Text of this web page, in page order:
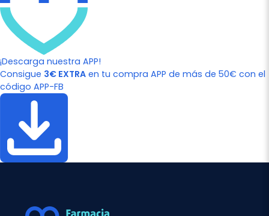
¡Descarga nuestra APP!
Consigue 3€ EXTRA en tu compra APP de más de 50€ con el
código APP-FB